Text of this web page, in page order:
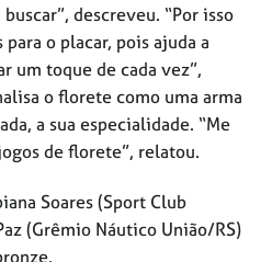
descreveu. “Por isso
o placar, pois ajuda a
um toque de cada vez”,
o florete como uma arma
a sua especialidade. “Me
de florete”, relatou.
Soares (Sport Club
(Grêmio Náutico União/RS)